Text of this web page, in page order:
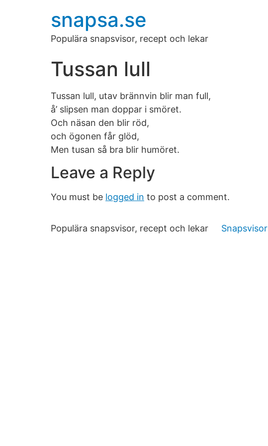
snapsa.se
Populära snapsvisor, recept och lekar
Tussan lull
Tussan lull, utav brännvin blir man full,
å’ slipsen man doppar i smöret.
Och näsan den blir röd,
och ögonen får glöd,
Men tusan så bra blir humöret.
Leave a Reply
You must be logged in to post a comment.
Populära snapsvisor, recept och lekar Snapsvisor